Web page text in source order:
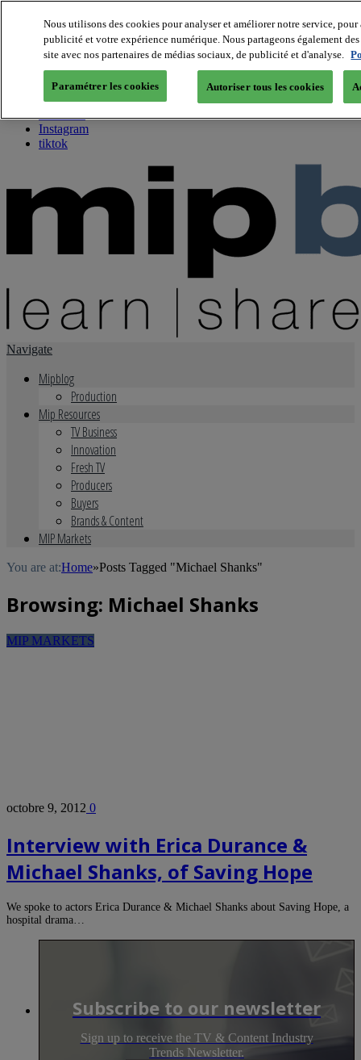
About us
Twitter
Facebook
Youtube
Instagram
tiktok
Navigate
Mipblog
Production
Mip Resources
TV Business
Innovation
Fresh TV
Producers
Buyers
Brands & Content
MIP Markets
You are at:Home»Posts Tagged "Michael Shanks"
Browsing: Michael Shanks
MIP MARKETS
octobre 9, 2012 0
Interview with Erica Durance &
Michael Shanks, of Saving Hope
We spoke to actors Erica Durance & Michael Shanks about Saving Hope, a
hospital drama…
Subscribe to our newsletter
Sign up to receive the TV & Content Industry
Trends Newsletter.
Nous utilisons des cookies pour analyser et améliorer notre service,
publicité et votre expérience numérique. Nous partageons également
site avec nos partenaires de médias sociaux, de publicité et d'analyse.
Paramétrer les cookies Autoriser tous les cookies